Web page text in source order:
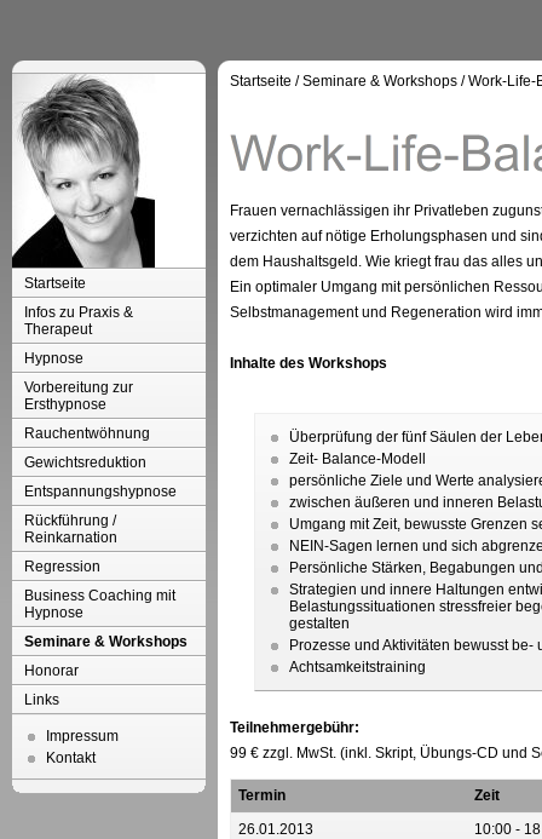
Startseite
Infos zu Praxis &
Therapeut
Hypnose
Vorbereitung zur
Ersthypnose
Rauchentwöhnung
Gewichtsreduktion
Entspannungshypnose
Rückführung /
Reinkarnation
Regression
Business Coaching mit
Hypnose
Seminare & Workshops
Honorar
Links
Impressum
Kontakt
Startseite /Seminare & Workshops /Work-Life-
Frauen vernachlässigen ihr Privatleben
verzichten auf nötige Erholungsphasen und
dem Haushaltsgeld. Wie kriegt frau das alles
Ein optimaler Umgang mit persönlichen
Selbstmanagement und Regeneration wird
Inhalte des Workshops
Überprüfung der fünf Säulen der
Zeit- Balance-Modell
persönliche Ziele und Werte
zwischen äußeren und inneren
Umgang mit Zeit, bewusste Grenzen
NEIN-Sagen lernen und sich
Persönliche Stärken, Begabungen
Strategien und innere Haltungen
Belastungssituationen stressfreier
gestalten
Prozesse und Aktivitäten bewusst be-
Achtsamkeitstraining
Teilnehmergebühr:
99 € zzgl. MwSt. (inkl. Skript, Übungs-CD und
Termin
Zeit
26.01.2013
10:00 -